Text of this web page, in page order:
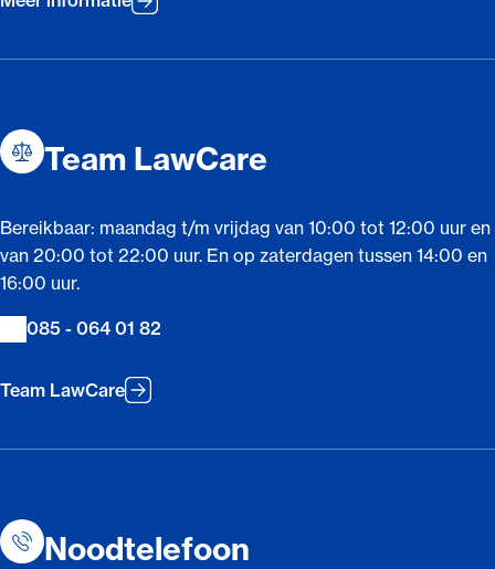
Team LawCare
Bereikbaar: maandag t/m vrijdag van 10:00 tot 12:00 uur en
van 20:00 tot 22:00 uur. En op zaterdagen tussen 14:00 en
16:00 uur.
085 - 064 01 82
Team LawCare
Noodtelefoon